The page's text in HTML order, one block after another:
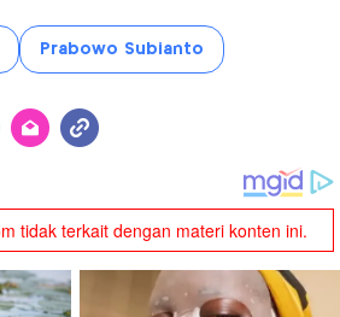
Prabowo Subianto